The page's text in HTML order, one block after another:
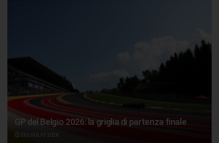
GP del Belgio 2026: la griglia di partenza finale
20 LUGLIO 2026